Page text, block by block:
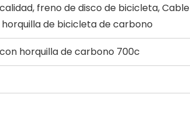
freno de disco de bicicleta, Cable
de bicicleta de carbono
horquilla de carbono 700c